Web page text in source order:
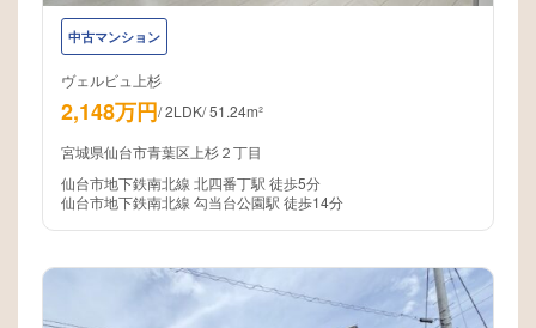
中古マンション
ヴェルビュ上杉
2,148万円/2LDK/51.24m²
宮城県仙台市青葉区上杉２丁目
仙台市地下鉄南北線 北四番丁駅 徒歩5分
仙台市地下鉄南北線 勾当台公園駅 徒歩14分